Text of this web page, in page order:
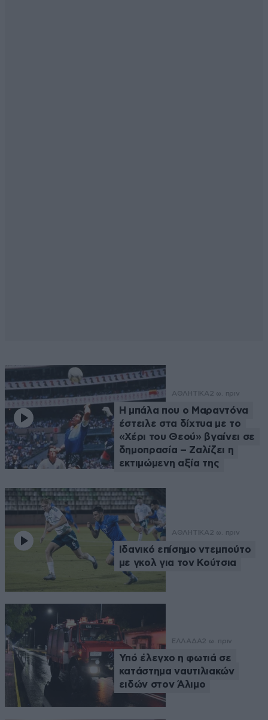
ΑΘΛΗΤΙΚΑ2 ω. πριν
Η μπάλα που ο Μαραντόνα
έστειλε στα δίχτυα με το
«Χέρι του Θεού» βγαίνει σε
δημοπρασία – Ζαλίζει η
εκτιμώμενη αξία της
ΑΘΛΗΤΙΚΑ2 ω. πριν
Ιδανικό επίσημο ντεμπούτο
με γκολ για τον Κούτσια
ΕΛΛΑΔΑ2 ω. πριν
Υπό έλεγχο η φωτιά σε
κατάστημα ναυτιλιακών
ειδών στον Άλιμο